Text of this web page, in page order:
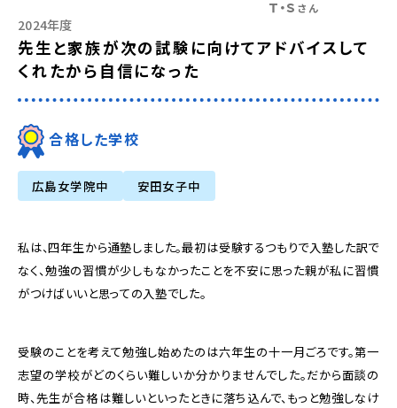
Ｔ・Ｓ さん
2024年度
先生と家族が次の試験に向けてアドバイスして
くれたから自信になった
合格した学校
広島女学院中 安田女子中
私は、四年生から通塾しました。最初は受験するつもりで入塾した訳で
なく、勉強の習慣が少しもなかったことを不安に思った親が私に習慣
がつけばいいと思っての入塾でした。
受験のことを考えて勉強し始めたのは六年生の十一月ごろです。第一
志望の学校がどのくらい難しいか分かりませんでした。だから面談の
時、先生が合格は難しいといったときに落ち込んで、もっと勉強しなけ